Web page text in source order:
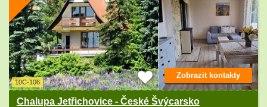
10C-106
Chalupa Jetřichovice - České Švýcarsko
Zobrazit kontakty